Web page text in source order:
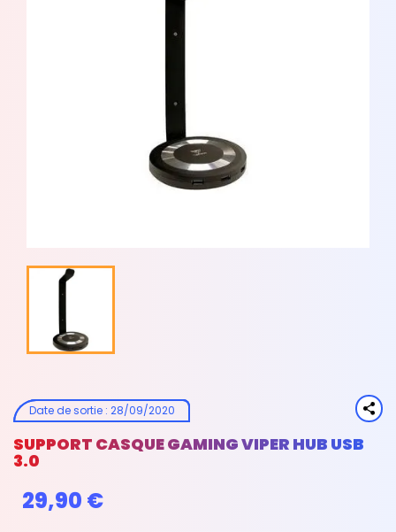
Date de sortie: 28/09/2020
SUPPORT CASQUE GAMING VIPER HUB USB
3.0
29,90 €